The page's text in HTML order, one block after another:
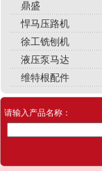
鼎盛
悍马压路机
徐工铣刨机
液压泵马达
维特根配件
请输入产品名称：